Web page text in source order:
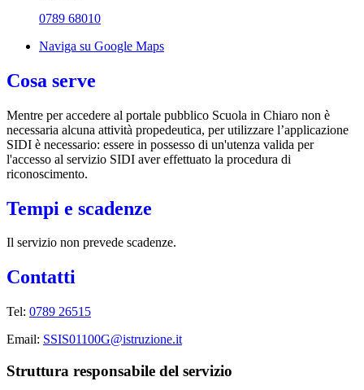
0789 68010
Naviga su Google Maps
Cosa serve
Mentre per accedere al portale pubblico Scuola in Chiaro non è
necessaria alcuna attività propedeutica, per utilizzare l’applicazione
SIDI è necessario: essere in possesso di un'utenza valida per
l'accesso al servizio SIDI aver effettuato la procedura di
riconoscimento.
Tempi e scadenze
Il servizio non prevede scadenze.
Contatti
Tel: 0789 26515
Email: SSIS01100G@istruzione.it
Struttura responsabile del servizio